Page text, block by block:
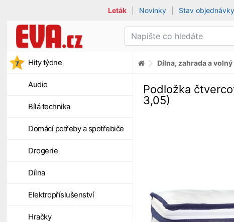
Leták Novinky Stav objednávky
Hity týdne
Audio
Bílá technika
Domácí potřeby a spotřebiče
Drogerie
Dílna
Elektropříslušenství
Hračky
Dílna, zahrada a volný
Podložka
3,05)